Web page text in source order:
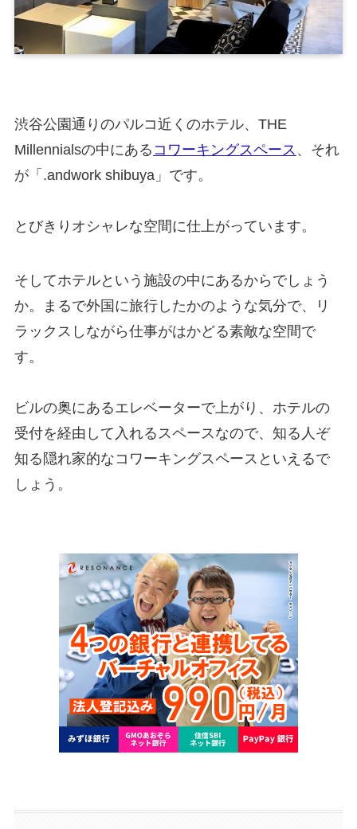
渋谷公園通りのパルコ近くのホテル、THE
Millennialsの中にある コワーキングスペース 、それ
が「.andwork shibuya」です。
とびきりオシャレな空間に仕上がっています。
そしてホテルという施設の中にあるからでしょう
か。まるで外国に旅行したかのような気分で、リ
ラックスしながら仕事がはかどる素敵な空間で
す。
ビルの奥にあるエレベーターで上がり、ホテルの
受付を経由して入れるスペースなので、知る人ぞ
知る隠れ家的なコワーキングスペースといえるで
しょう。